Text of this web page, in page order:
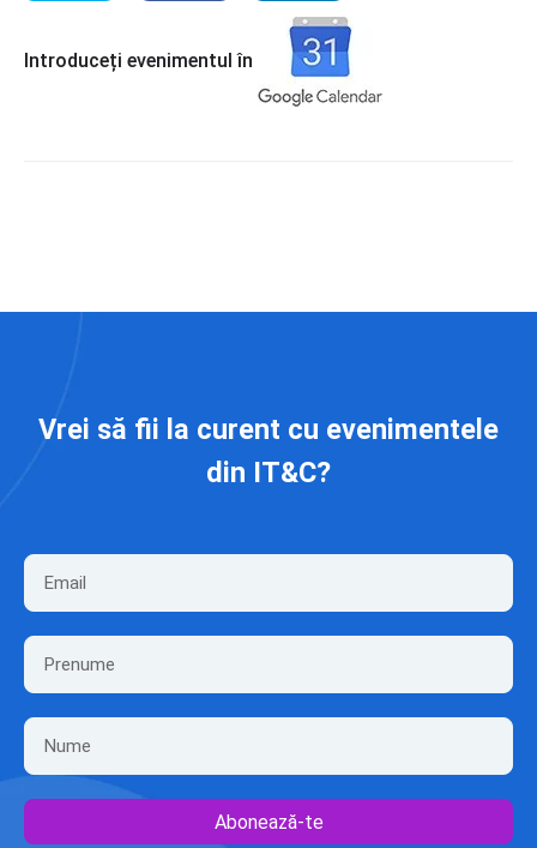
Introduceți evenimentul în
Vrei să fii la curent cu evenimentele
din IT&C?
Abonează-te